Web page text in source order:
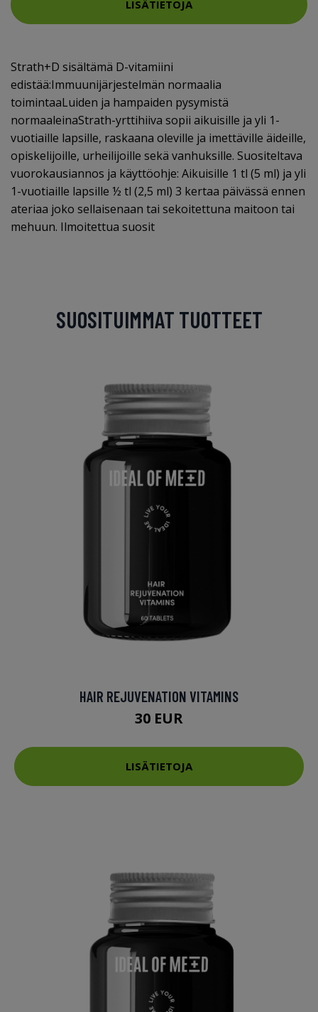
LISÄTIETOJA
Strath+D sisältämä D-vitamiini
edistää:Immuunijärjestelmän normaalia
toimintaaLuiden ja hampaiden pysymistä
normaaleinaStrath-yrttihiiva sopii aikuisille ja yli 1-
vuotiaille lapsille, raskaana oleville ja imettäville äideille,
opiskelijoille, urheilijoille sekä vanhuksille. Suositeltava
vuorokausiannos ja käyttöohje: Aikuisille 1 tl (5 ml) ja yli
1-vuotiaille lapsille ½ tl (2,5 ml) 3 kertaa päivässä ennen
ateriaa joko sellaisenaan tai sekoitettuna maitoon tai
mehuun. Ilmoitettua suosit
SUOSITUIMMAT TUOTTEET
HAIR REJUVENATION VITAMINS
30 EUR
LISÄTIETOJA